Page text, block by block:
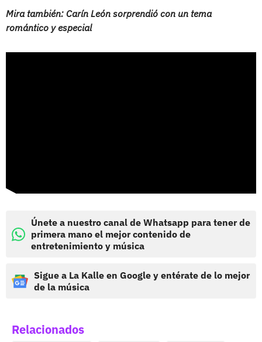
Mira también: Carín León sorprendió con un tema
romántico y especial
Únete a nuestro canal de Whatsapp para tener de
primera mano el mejor contenido de
entretenimiento y música
Sigue a La Kalle en Google y entérate de lo mejor
de la música
Relacionados